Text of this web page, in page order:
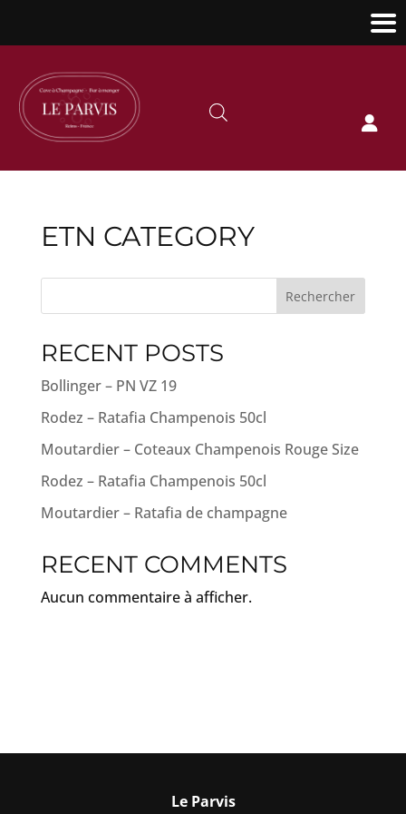

ETN CATEGORY
Rechercher
RECENT POSTS
Bollinger – PN VZ 19
Rodez – Ratafia Champenois 50cl
Moutardier – Coteaux Champenois Rouge Size
Rodez – Ratafia Champenois 50cl
Moutardier – Ratafia de champagne
RECENT COMMENTS
Aucun commentaire à afficher.
Le Parvis